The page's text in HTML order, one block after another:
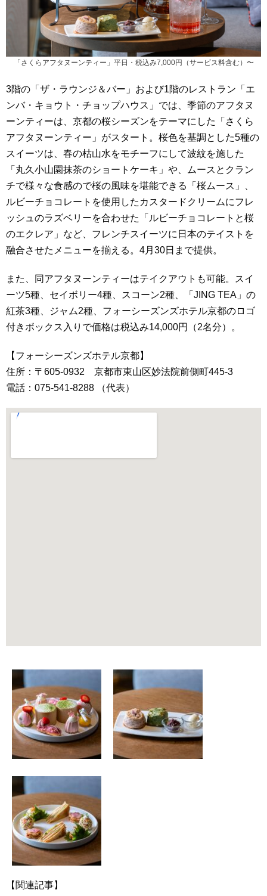
「さくらアフタヌーンティー」平日・税込み7,000円（サービス料含む）〜
3階の「ザ・ラウンジ＆バー」および1階のレストラン「エ
ンバ・キョウト・チョップハウス」では、季節のアフタヌ
ーンティーは、京都の桜シーズンをテーマにした「さくら
アフタヌーンティー」がスタート。桜色を基調とした5種の
スイーツは、春の枯山水をモチーフにして波紋を施した
「丸久小山園抹茶のショートケーキ」や、ムースとクラン
チで様々な食感ので桜の風味を堪能できる「桜ムース」、
ルビーチョコレートを使用したカスタードクリームにフレ
ッシュのラズベリーを合わせた「ルビーチョコレートと桜
のエクレア」など、フレンチスイーツに日本のテイストを
融合させたメニューを揃える。4月30日まで提供。
また、同アフタヌーンティーはテイクアウトも可能。スイ
ーツ5種、セイボリー4種、スコーン2種、「JING TEA」の
紅茶3種、ジャム2種、フォーシーズンズホテル京都のロゴ
付きボックス入りで価格は税込み14,000円（2名分）。
【フォーシーズンズホテル京都】
住所：〒605-0932 京都市東山区妙法院前側町445-3
電話：075-541-8288 （代表）
【関連記事】